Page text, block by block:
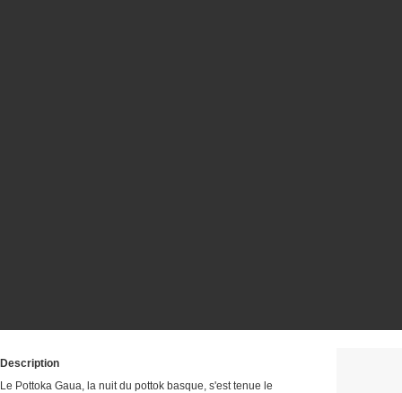
Description
Le Pottoka Gaua, la nuit du pottok basque, s'est tenue le